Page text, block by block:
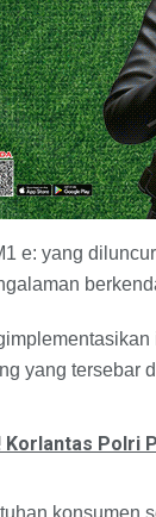
e: yang
yang tersebar
Korlantas Polri